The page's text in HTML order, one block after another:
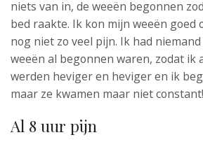
niets van in, de weeën begonnen
bed raakte. Ik kon mijn weeën goed
nog niet zo veel pijn. Ik had
weeën al begonnen waren, zodat ik
werden heviger en heviger en ik
maar ze kwamen maar niet constant!
Al 8 uur pijn